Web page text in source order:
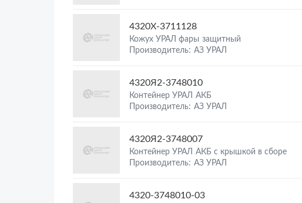
4320Х-3711128
Кожух УРАЛ фары защитный
Производитель: АЗ УРАЛ
4320Я2-3748010
Контейнер УРАЛ АКБ
Производитель: АЗ УРАЛ
4320Я2-3748007
Контейнер УРАЛ АКБ с крышкой в сборе
Производитель: АЗ УРАЛ
4320-3748010-03